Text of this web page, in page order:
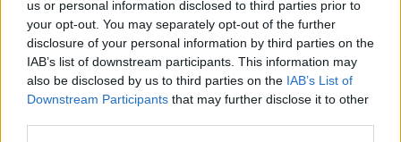
us or personal information disclosed to third parties prior to
your opt-out. You may separately opt-out of the further
disclosure of your personal information by third parties on the
IAB’s list of downstream participants. This information may
also be disclosed by us to third parties on the IAB’s List of
Downstream Participants that may further disclose it to other
linguaggio più forte: “Donne se non ballate è colpa vostra!”.
Perciò le donne devono saper mirare, stare sedute come si
conviene alle donne tanguere fiere di esserlo, indipendentemente
dalla loro bravura, vestire bene che non vuol dire essere svestite e,
infine, se non siete belle e “gnocche”, soprattutto dovete essere